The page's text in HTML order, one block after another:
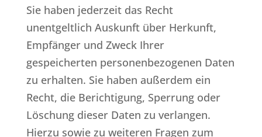
Sie haben jederzeit das Recht
unentgeltlich Auskunft über Herkunft,
Empfänger und Zweck Ihrer
gespeicherten personenbezogenen Daten
zu erhalten. Sie haben außerdem ein
Recht, die Berichtigung, Sperrung oder
Löschung dieser Daten zu verlangen.
Hierzu sowie zu weiteren Fragen zum